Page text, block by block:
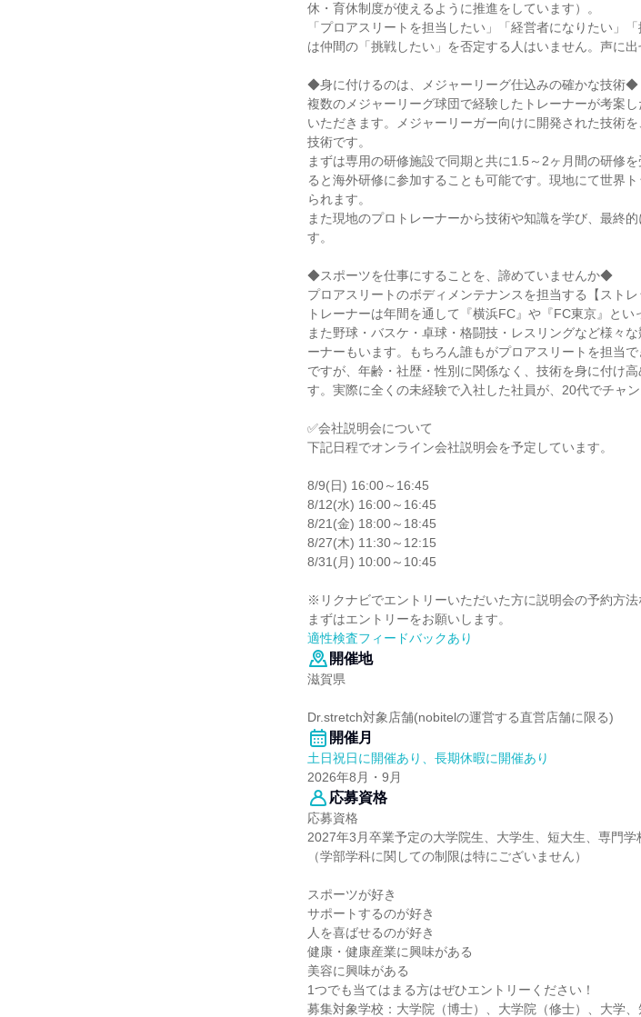
休・育休制度が使えるように推進をしています）。
「プロアスリートを担当したい」「経営者になりたい」
は仲間の「挑戦したい」を否定する人はいません。声に
◆身に付けるのは、メジャーリーグ仕込みの確かな技術◆
複数のメジャーリーグ球団で経験したトレーナーが考案
いただきます。メジャーリーガー向けに開発された技術
技術です。
まずは専用の研修施設で同期と共に1.5～2ヶ月間の研修
ると海外研修に参加することも可能です。現地にて世界
られます。
また現地のプロトレーナーから技術や知識を学び、最終
す。
◆スポーツを仕事にすることを、諦めていませんか◆
プロアスリートのボディメンテナンスを担当する【スト
トレーナーは年間を通して『横浜FC』や『FC東京』とい
また野球・バスケ・卓球・格闘技・レスリングなど様々
ーナーもいます。もちろん誰もがプロアスリートを担当で
ですが、年齢・社歴・性別に関係なく、技術を身に付け
す。実際に全くの未経験で入社した社員が、20代でチャン
✅会社説明会について
下記日程でオンライン会社説明会を予定しています。
8/9(日) 16:00～16:45
8/12(水) 16:00～16:45
8/21(金) 18:00～18:45
8/27(木) 11:30～12:15
8/31(月) 10:00～10:45
※リクナビでエントリーいただいた方に説明会の予約方法
まずはエントリーをお願いします。
適性検査フィードバックあり
開催地
滋賀県
Dr.stretch対象店舗(nobitelの運営する直営店舗に限る)
開催月
土日祝日に開催あり、長期休暇に開催あり
2026年8月・9月
応募資格
応募資格
2027年3月卒業予定の大学院生、大学生、短大生、専門学
（学部学科に関しての制限は特にございません）
スポーツが好き
サポートするのが好き
人を喜ばせるのが好き
健康・健康産業に興味がある
美容に興味がある
1つでも当てはまる方はぜひエントリーください！
募集対象学校：大学院（博士）、大学院（修士）、大学